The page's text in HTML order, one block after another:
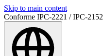
Skip to main content
Conforme IPC-2221 / IPC-2152